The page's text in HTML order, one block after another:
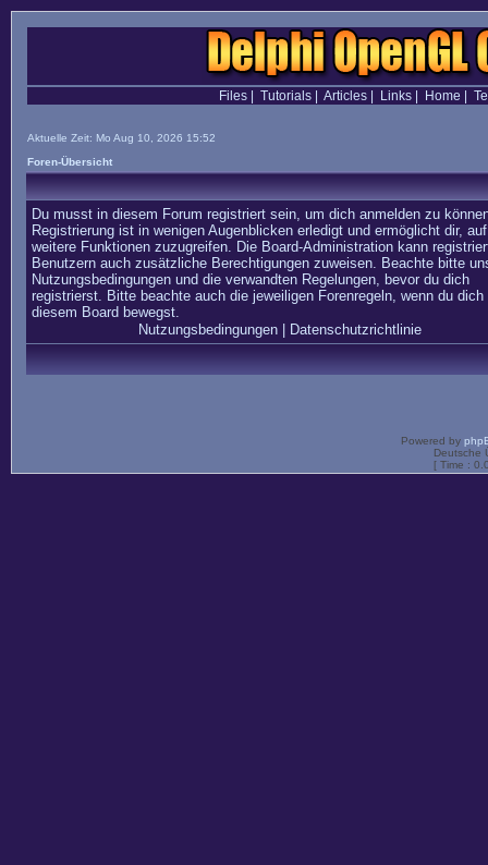
Files| Tutorials| Articles| Links| Home
Aktuelle Zeit: Mo Aug 10, 2026 15:52
Foren-Übersicht
Du musst in diesem Forum registriert sein, um dich anmelden zu
Registrierung ist in wenigen Augenblicken erledigt und ermöglicht dir, auf
weitere Funktionen zuzugreifen. Die Board-Administration kann
Benutzern auch zusätzliche Berechtigungen zuweisen. Beachte bitte
Nutzungsbedingungen und die verwandten Regelungen, bevor du dich
registrierst. Bitte beachte auch die jeweiligen Forenregeln, wenn du dich
diesem Board bewegst.
Nutzungsbedingungen| Datenschutzrichtlinie
Powered by
Deutsche
[ Time :